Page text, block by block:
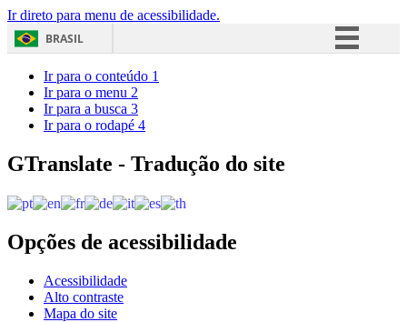
Ir direto para menu de acessibilidade.
BRASIL
Acesso à informação
Ir para o conteúdo 1
Ir para o menu 2
Ir para a busca 3
Ir para o rodapé 4
GTranslate - Tradução do site
Opções de acessibilidade
Acessibilidade
Alto contraste
Mapa do site